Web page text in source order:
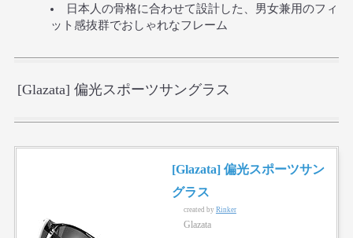
日本人の骨格に合わせて設計した、男女兼用のフィ
ット感抜群でおしゃれなフレーム
[Glazata] 偏光スポーツサングラス
[Glazata] 偏光スポーツサン
グラス
created by Rinker
Glazata